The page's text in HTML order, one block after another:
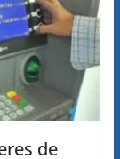
de